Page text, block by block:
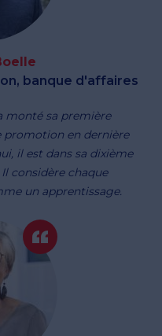
banque d'affaires
monté sa première
promotion en dernière
il est dans sa dixième
considère chaque
un apprentissage.